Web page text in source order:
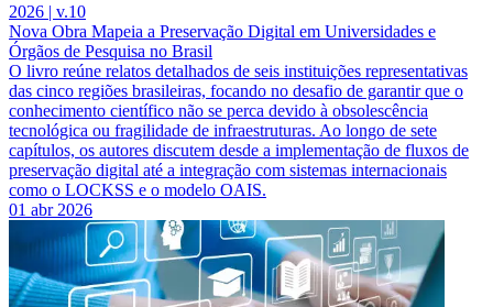
2026 | v.10
Nova Obra Mapeia a Preservação Digital em Universidades e
Órgãos de Pesquisa no Brasil
O livro reúne relatos detalhados de seis instituições representativas
das cinco regiões brasileiras, focando no desafio de garantir que o
conhecimento científico não se perca devido à obsolescência
tecnológica ou fragilidade de infraestruturas. Ao longo de sete
capítulos, os autores discutem desde a implementação de fluxos de
preservação digital até a integração com sistemas internacionais
como o LOCKSS e o modelo OAIS.
01 abr 2026